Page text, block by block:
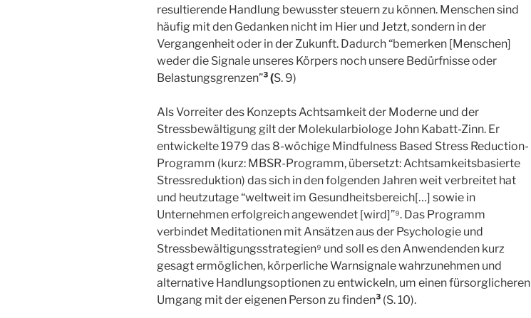
resultierende Handlung bewusster steuern zu können. Menschen sind
häufig mit den Gedanken nicht im Hier und Jetzt, sondern in der
Vergangenheit oder in der Zukunft. Dadurch “bemerken [Menschen]
weder die Signale unseres Körpers noch unsere Bedürfnisse oder
Belastungsgrenzen”³ (S. 9)
Als Vorreiter des Konzepts Achtsamkeit der Moderne und der
Stressbewältigung gilt der Molekularbiologe John Kabatt-Zinn. Er
entwickelte 1979 das 8-wöchige Mindfulness Based Stress Reduction-
Programm (kurz: MBSR-Programm, übersetzt: Achtsamkeitsbasierte
Stressreduktion) das sich in den folgenden Jahren weit verbreitet hat
und heutzutage “weltweit im Gesundheitsbereich[…] sowie in
Unternehmen erfolgreich angewendet [wird]”⁹. Das Programm
verbindet Meditationen mit Ansätzen aus der Psychologie und
Stressbewältigungsstrategien⁹ und soll es den Anwendenden kurz
gesagt ermöglichen, körperliche Warnsignale wahrzunehmen und
alternative Handlungsoptionen zu entwickeln, um einen fürsorglicheren
Umgang mit der eigenen Person zu finden³ (S. 10).